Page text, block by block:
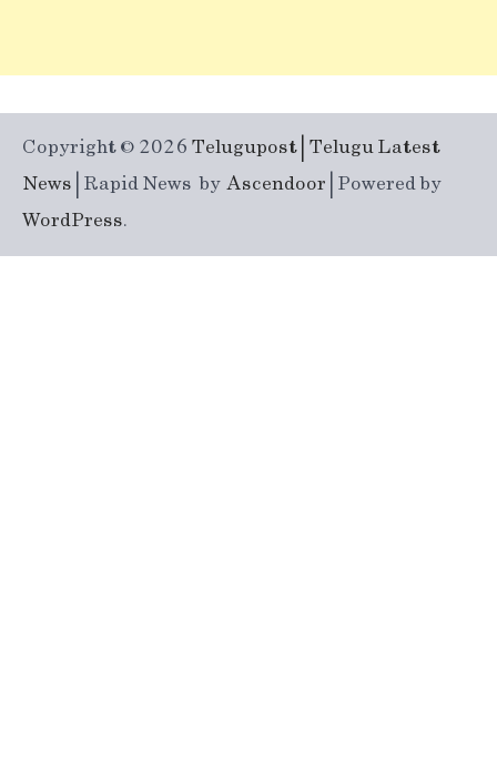
Copyright © 2026 Telugupost | Telugu Latest
News | Rapid News byAscendoor | Powered by
WordPress.